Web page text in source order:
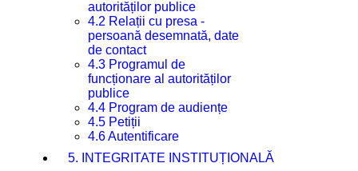
autorităților publice
4.2 Relații cu presa -
persoană desemnată, date
de contact
4.3 Programul de
funcționare al autorităților
publice
4.4 Program de audiențe
4.5 Petiții
4.6 Autentificare
5. INTEGRITATE INSTITUȚIONALĂ